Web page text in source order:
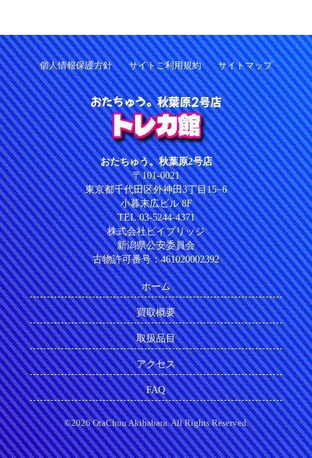
個人情報保護方針 サイトご利用規約 サイトマップ
おたちゅう。秋葉原2号店
トレカ館
おたちゅう。秋葉原2号店
〒101-0021
東京都千代田区外神田3丁目15−6
小暮末広ビル 8F
TEL:03-5244-4371
株式会社ビイブリッジ
新潟県公安委員会
古物許可番号：461020002392
ホーム
買取概要
取扱品目
アクセス
FAQ
©2026 OtaChuu Akihabara. All Rights Reserved.